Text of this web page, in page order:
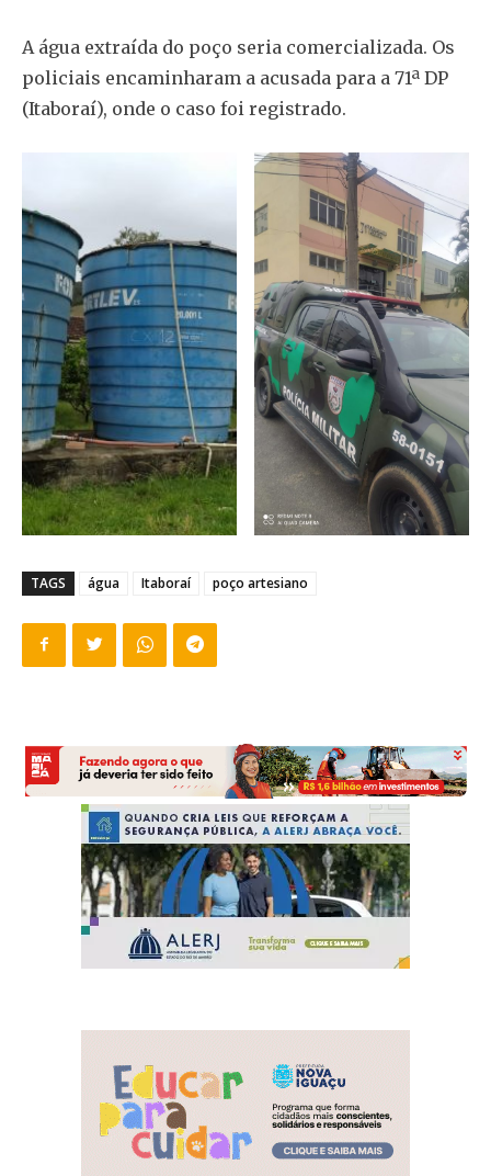
A água extraída do poço seria comercializada. Os
policiais encaminharam a acusada para a 71ª DP
(Itaboraí), onde o caso foi registrado.
TAGS água Itaboraí poço artesiano